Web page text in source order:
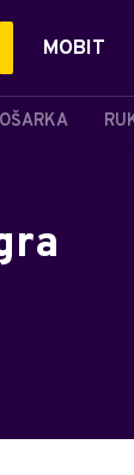
MOBIT